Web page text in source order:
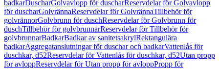
badkarDuscharGolvavlopp för duscharReservdelar för Golvavlopp
för duscharGolvrännaReservdelar för GolvrännaTillbehör för
golvrännorGolvbrunn för duschReservdelar för Golvbrunn för
duschTillbehör för golvbrunnarReservdelar för Tillbehör för
golvbrunnarBadkarBadkar av sanitetsakrylRektangulära
badkarAggregatanslutningar för duschar och badkarVattenlås för
duschkar, d52Reservdelar för Vattenlås för duschkar, d52Utan propp
för avloppReservdelar för Utan propp för avloppPropp för